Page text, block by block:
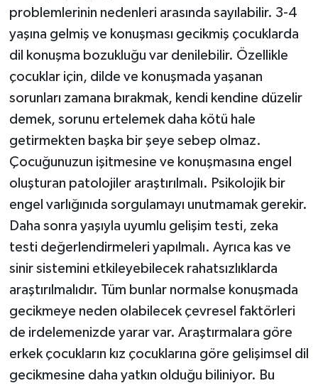
problemlerinin nedenleri arasında sayılabilir. 3-4
yaşına gelmiş ve konuşması gecikmiş çocuklarda
dil konuşma bozukluğu var denilebilir. Özellikle
çocuklar için, dilde ve konuşmada yaşanan
sorunları zamana bırakmak, kendi kendine düzelir
demek, sorunu ertelemek daha kötü hale
getirmekten başka bir şeye sebep olmaz.
Çocuğunuzun işitmesine ve konuşmasına engel
oluşturan patolojiler araştırılmalı. Psikolojik bir
engel varlığınıda sorgulamayı unutmamak gerekir.
Daha sonra yaşıyla uyumlu gelişim testi, zeka
testi değerlendirmeleri yapılmalı. Ayrıca kas ve
sinir sistemini etkileyebilecek rahatsızlıklarda
araştırılmalıdır. Tüm bunlar normalse konuşmada
gecikmeye neden olabilecek çevresel faktörleri
de irdelemenizde yarar var. Araştırmalara göre
erkek çocukların kız çocuklarına göre gelişimsel dil
gecikmesine daha yatkın olduğu biliniyor. Bu